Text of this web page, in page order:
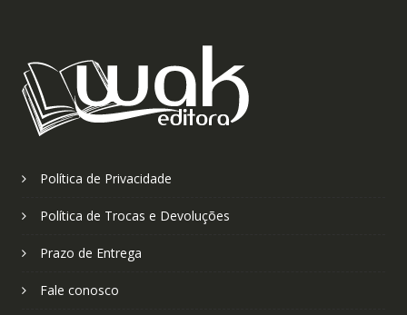
Política de Privacidade
Política de Trocas e Devoluções
Prazo de Entrega
Fale conosco